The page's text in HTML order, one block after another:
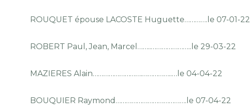
ROUQUET épouse LACOSTE Huguette………….le 07-01-22
ROBERT Paul, Jean, Marcel……..…………………..le 29-03-22
MAZIERES Alain……………………….……………..…le 04-04-22
BOUQUIER Raymond………………………………….le 07-04-22